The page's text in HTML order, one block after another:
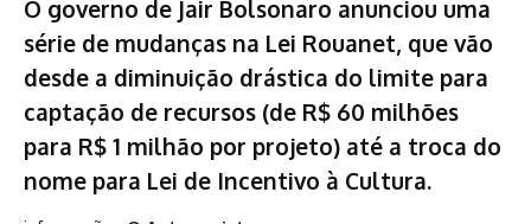
O governo de Jair Bolsonaro anunciou uma
série de mudanças na Lei Rouanet, que vão
desde a diminuição drástica do limite para
captação de recursos (de R$ 60 milhões
para R$ 1 milhão por projeto) até a troca do
nome para Lei de Incentivo à Cultura.